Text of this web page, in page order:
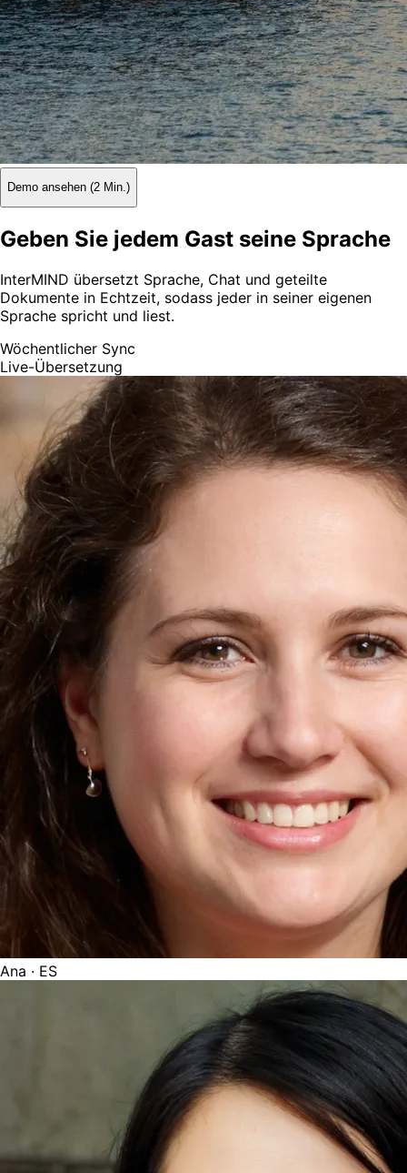
Demo ansehen (2 Min.)
Geben Sie jedem Gast seine Sprache
InterMIND übersetzt Sprache, Chat und geteilte
Dokumente in Echtzeit, sodass jeder in seiner eigenen
Sprache spricht und liest.
Wöchentlicher Sync
Live-Übersetzung
Ana · ES